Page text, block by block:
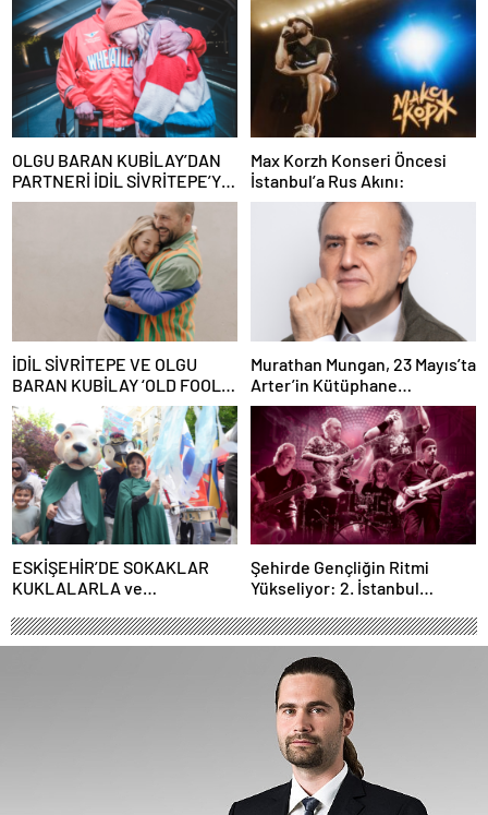
OLGU BARAN KUBİLAY’DAN
PARTNERİ İDİL SİVRİTEPE’YE
ÖVGÜ DOLU SÖZLER!
Max Korzh Konseri Öncesi
İstanbul’a Rus Akını:
İDİL SİVRİTEPE VE OLGU
BARAN KUBİLAY ‘OLD FOOLS’
İLE TÜRSAK VAKFI İÇİN
SAHNEDE!
Murathan Mungan, 23 Mayıs’ta
Arter’in Kütüphane
Söyleşileri’ne Konuk Oluyor!
ESKİŞEHİR’DE SOKAKLAR
KUKLALARLA ve
RENKLENİYOR!
Şehirde Gençliğin Ritmi
Yükseliyor: 2. İstanbul
Mayıs’ta Kentin Dört Bir
Yanında!